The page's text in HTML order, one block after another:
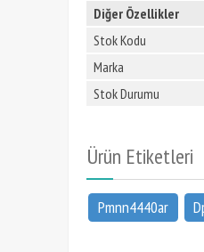
Diğer Özellikler
Stok Kodu
Marka
Stok Durumu
Ürün Etiketleri
Pmnn4440ar